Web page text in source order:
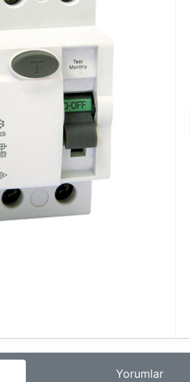
Yorumlar